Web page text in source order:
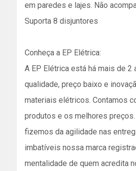
em paredes e lajes. Não
Suporta 8 disjuntores
Conheça a EP Elétrica:
A EP Elétrica está há mais de 2
qualidade, preço baixo e
materiais elétricos. Contamos
produtos e os melhores preços.
fizemos da agilidade nas
imbatíveis nossa marca
mentalidade de quem acredita